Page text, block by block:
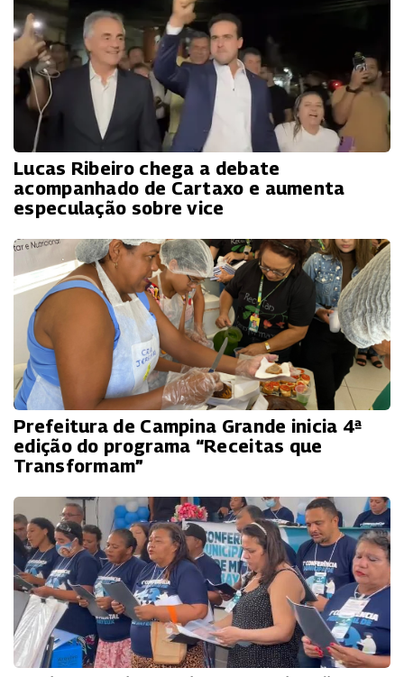
Lucas Ribeiro chega a debate
acompanhado de Cartaxo e aumenta
especulação sobre vice
Prefeitura de Campina Grande inicia 4ª
edição do programa “Receitas que
Transformam”